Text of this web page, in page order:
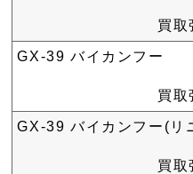
買取
GX-39 バイカンフー
買取
GX-39 バイカンフー(リ
買取